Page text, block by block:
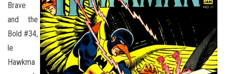
Brave
and the
Bold #34,
le
Hawkma